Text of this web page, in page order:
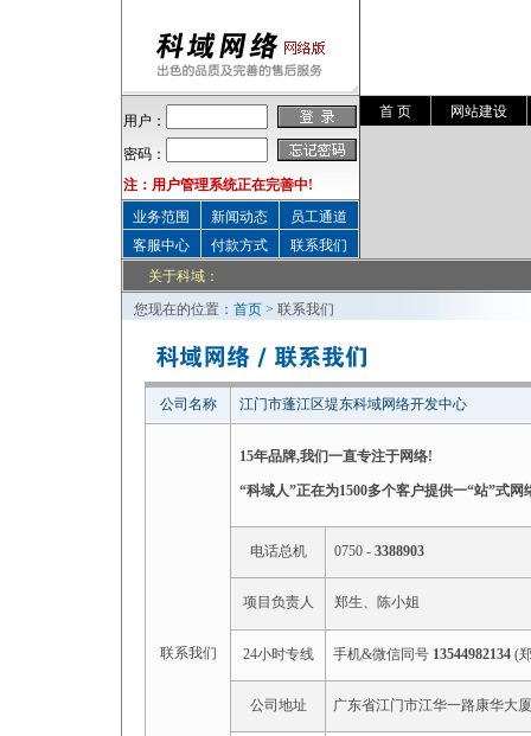
用户：
密码：
注：用户管理系统正在完善中!
业务范围
新闻动态
员工通道
客服中心
付款方式 联系我们
首 页 网站建设
关于科域：
您现在的位置： 首页 > 联系我们
公司名称 江门市蓬江区堤东科域网络开发中心
联系我们
15年品牌,我们一直专注于网络!
“科域人”正在为1500多个客户提供一“站”式网
电话总机 0750 - 3388903
项目负责人 郑生、陈小姐
24小时专线 手机&微信同号 13544982134 (
公司地址 广东省江门市江华一路康华大